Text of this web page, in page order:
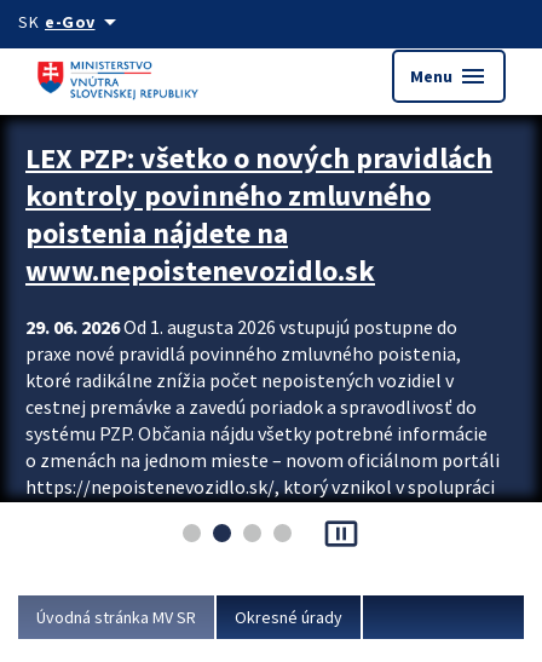
Preskocit na hlavný obsah
SK e-Govarrow_drop_down
Menu menu
Zastavit automatický posun upútavok
LEX PZP: všetko o nových pravidlách
kontroly povinného zmluvného
poistenia nájdete na
www.nepoistenevozidlo.sk
29. 06. 2026Od 1. augusta 2026 vstupujú postupne do
praxe nové pravidlá povinného zmluvného poistenia,
ktoré radikálne znížia počet nepoistených vozidiel v
cestnej premávke a zavedú poriadok a spravodlivosť do
systému PZP. Občania nájdu všetky potrebné informácie
o zmenách na jednom mieste – novom oficiálnom portáli
https://nepoistenevozidlo.sk/, ktorý vznikol v spolupráci
asociácie poisťovní (SLASPO) a Ministerstva vnútra SR.
Viac
pause_presentation
Úvodná stránka MV SR Okresné úrady